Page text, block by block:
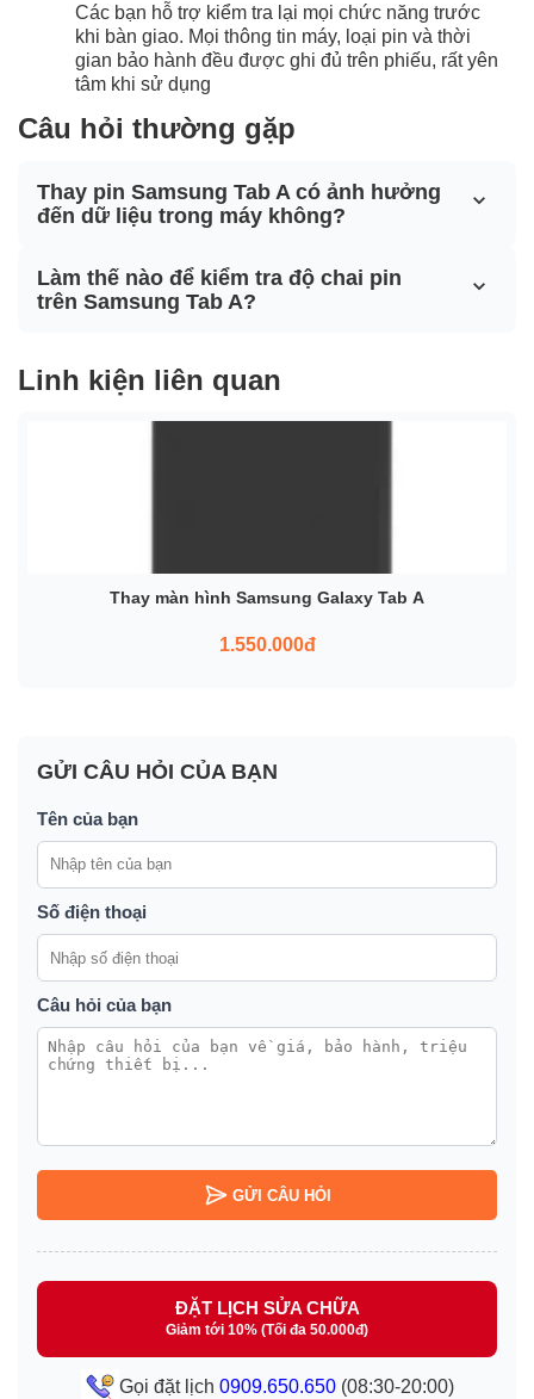
Các bạn hỗ trợ kiểm tra lại mọi chức năng trước
khi bàn giao. Mọi thông tin máy, loại pin và thời
gian bảo hành đều được ghi đủ trên phiếu, rất yên
tâm khi sử dụng
Câu hỏi thường gặp
Thay pin Samsung Tab A có ảnh hưởng
đến dữ liệu trong máy không?
Làm thế nào để kiểm tra độ chai pin
trên Samsung Tab A?
Linh kiện liên quan
Thay màn hình Samsung Galaxy Tab A
1.550.000đ
GỬI CÂU HỎI CỦA BẠN
Tên của bạn
Số điện thoại
Câu hỏi của bạn
GỬI CÂU HỎI
ĐẶT LỊCH SỬA CHỮA
Giảm tới 10% (Tối đa 50.000đ)
Gọi đặt lịch 0909.650.650(08:30-20:00)